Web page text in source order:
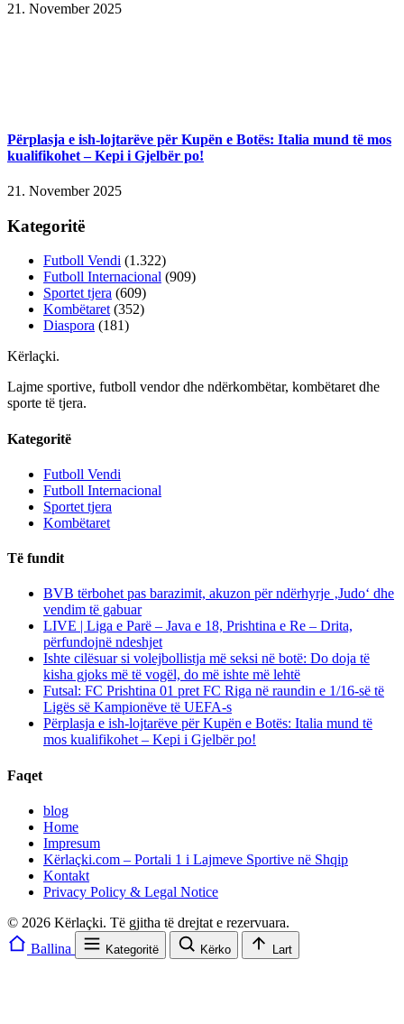
21. November 2025
Përplasja e ish-lojtarëve për Kupën e Botës: Italia mund të mos
kualifikohet – Kepi i Gjelbër po!
21. November 2025
Kategoritë
Futboll Vendi (1.322)
Futboll Internacional (909)
Sportet tjera (609)
Kombëtaret (352)
Diaspora (181)
Kërlaçki.
Lajme sportive, futboll vendor dhe ndërkombëtar, kombëtaret dhe
sporte të tjera.
Kategoritë
Futboll Vendi
Futboll Internacional
Sportet tjera
Kombëtaret
Të fundit
BVB tërbohet pas barazimit, akuzon për ndërhyrje ‚Judo‘ dhe
vendim të gabuar
LIVE | Liga e Parë – Java e 18, Prishtina e Re – Drita,
përfundojnë ndeshjet
Ishte cilësuar si volejbollistja më seksi në botë: Do doja të
kisha gjoks më të vogël, do më ishte më lehtë
Futsal: FC Prishtina 01 pret FC Riga në raundin e 1/16-së të
Ligës së Kampionëve të UEFA-s
Përplasja e ish-lojtarëve për Kupën e Botës: Italia mund të
mos kualifikohet – Kepi i Gjelbër po!
Faqet
blog
Home
Impresum
Kërlaçki.com – Portali 1 i Lajmeve Sportive në Shqip
Kontakt
Privacy Policy & Legal Notice
© 2026 Kërlaçki. Të gjitha të drejtat e rezervuara.
Ballina
Kategoritë Kërko Lart